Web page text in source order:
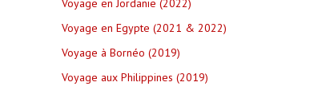
Voyage en Jordanie (2022)
Voyage en Egypte (2021 & 2022)
Voyage à Bornéo (2019)
Voyage aux Philippines (2019)